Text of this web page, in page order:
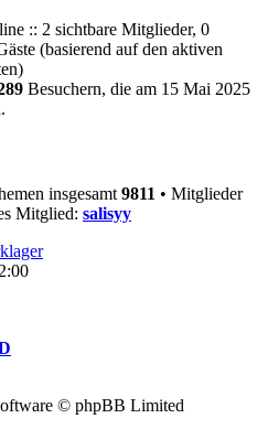
:: 2 sichtbare Mitglieder, 0
(basierend auf den aktiven
Besuchern, die am 15 Mai 2025
insgesamt 9811 • Mitglieder
Mitglied: salisyy
© phpBB Limited